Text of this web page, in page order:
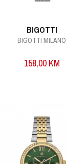
BIGOTTI
BIGOTTI MILANO
158,00 KM